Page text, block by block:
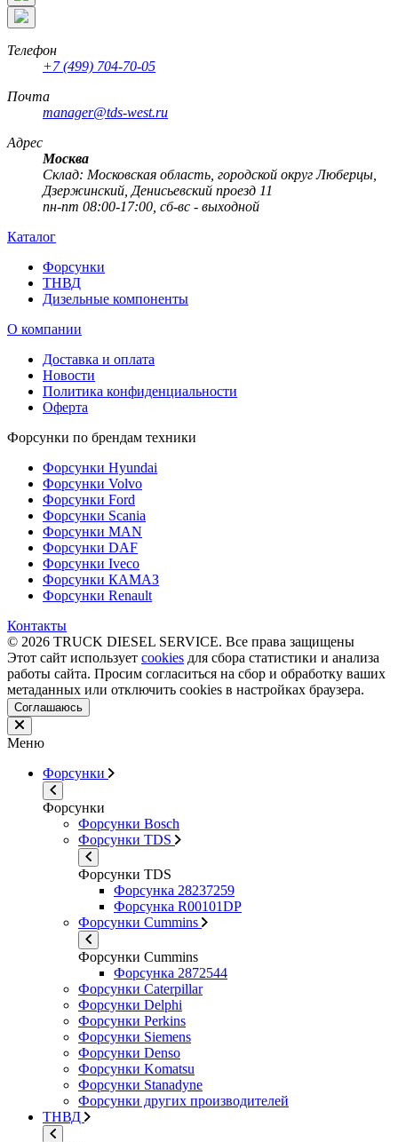
Телефон
+7 (499) 704-70-05
Почта
manager@tds-west.ru
Адрес
Москва
Cклад: Московская область, городской округ Люберцы,
Дзержинский, Денисьевский проезд 11
пн-пт 08:00-17:00, сб-вс - выходной
Каталог
Форсунки
ТНВД
Дизельные компоненты
О компании
Доставка и оплата
Новости
Политика конфиденциальности
Оферта
Форсунки по брендам техники
Форсунки Hyundai
Форсунки Volvo
Форсунки Ford
Форсунки Scania
Форсунки MAN
Форсунки DAF
Форсунки Iveco
Форсунки КАМАЗ
Форсунки Renault
Контакты
© 2026 TRUCK DIESEL SERVICE. Все права защищены
Этот сайт использует cookies для сбора статистики и анализа
работы сайта. Просим согласиться на сбор и обработку ваших
метаданных или отключить cookies в настройках браузера.
Соглашаюсь
Меню
Форсунки
Форсунки
Форсунки Bosch
Форсунки TDS
Форсунки TDS
Форсунка 28237259
Форсунка R00101DP
Форсунки Cummins
Форсунки Cummins
Форсунка 2872544
Форсунки Caterpillar
Форсунки Delphi
Форсунки Perkins
Форсунки Siemens
Форсунки Denso
Форсунки Komatsu
Форсунки Stanadyne
Форсунки других производителей
ТНВД